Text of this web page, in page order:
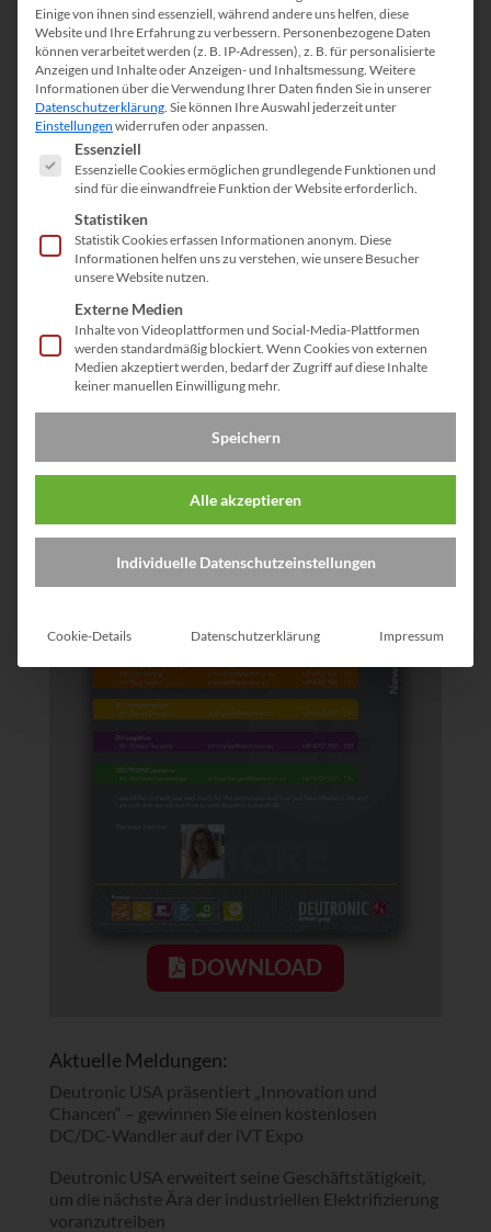
DOWNLOAD
Newsletter August 2024
DOWNLOAD
Aktuelle Meldungen:
Deutronic USA präsentiert „Innovation und
Chancen“ – gewinnen Sie einen kostenlosen
DC/DC-Wandler auf der iVT Expo
Deutronic USA erweitert seine Geschäftstätigkeit,
um die nächste Ära der industriellen Elektrifizierung
voranzutreiben
Einige von ihnen sind essenziell, während andere uns helfen, diese
Website und Ihre Erfahrung zu verbessern. Personenbezogene Daten
können verarbeitet werden (z. B. IP-Adressen), z. B. für personalisierte
Anzeigen und Inhalte oder Anzeigen- und Inhaltsmessung. Weitere
Informationen über die Verwendung Ihrer Daten finden Sie in unserer
Datenschutzerklärung Sie können Ihre Auswahl jederzeit unter
Einstellungen widerrufen oder anpassen.
Es folgt eine Liste der Service-Gruppen, für die eine
Essenziell
Essenzielle Cookies ermöglichen grundlegende Funktionen und
sind für die einwandfreie Funktion der Website erforderlich.
Statistiken
Statistik Cookies erfassen Informationen anonym. Diese
Informationen helfen uns zu verstehen, wie unsere Besucher
unsere Website nutzen.
Externe Medien
Inhalte von Videoplattformen und Social-Media-Plattformen
werden standardmäßig blockiert. Wenn Cookies von externen
Medien akzeptiert werden, bedarf der Zugriff auf diese Inhalte
keiner manuellen Einwilligung mehr.
Speichern
Alle akzeptieren
Individuelle Datenschutzeinstellungen
Cookie-Details Datenschutzerklärung Impressum